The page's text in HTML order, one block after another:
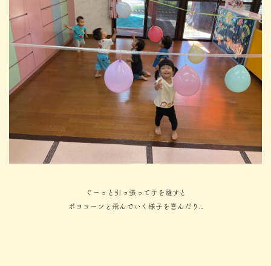
ぐーっと引っ張って手を離すと
ポヨヨーンと飛んでいく様子を喜んだり…